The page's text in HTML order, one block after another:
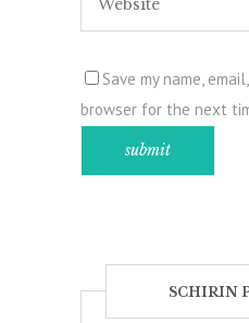
Save my name,
browser for the next
SCHIRIN